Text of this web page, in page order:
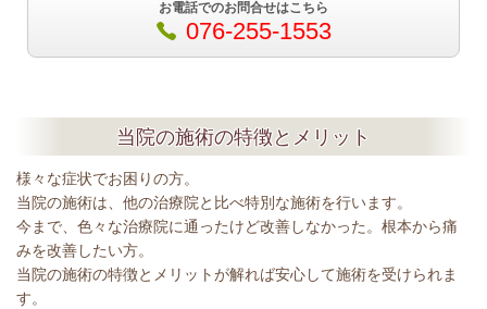
お電話でのお問合せはこちら
076-255-1553
当院の施術の特徴とメリット
様々な症状でお困りの方。
当院の施術は、他の治療院と比べ特別な施術を行います。
今まで、色々な治療院に通ったけど改善しなかった。根本から痛
みを改善したい方。
当院の施術の特徴とメリットが解れば安心して施術を受けられま
す。